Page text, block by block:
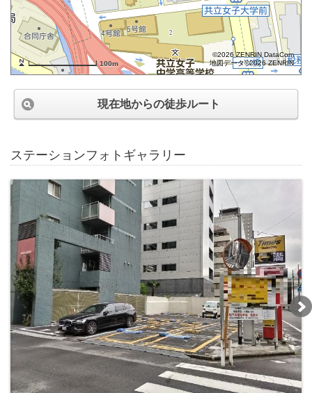
100m
©2026 ZENRIN DataCom
地図データ©2026 ZENRIN
現在地からの徒歩ルート
ステーションフォトギャラリー